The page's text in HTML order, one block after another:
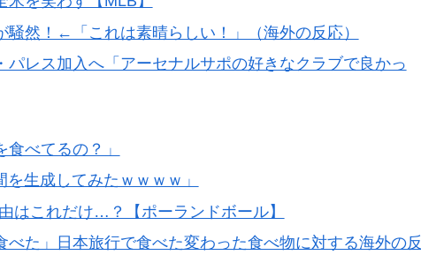
然！←「これは素晴らしい！」（海外の反応）
パレス加入へ「アーセナルサポの好きなクラブで良かっ
べてるの？」
生成してみたｗｗｗｗ」
はこれだけ…？【ポーランドボール】
た」日本旅行で食べた変わった食べ物に対する海外の反